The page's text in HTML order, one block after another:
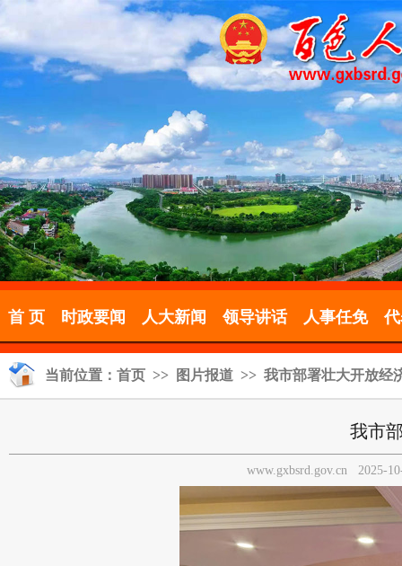
首 页 时政要闻 人大新闻 领导讲话 人事任免
当前位置： 首页 >> 图片报道 >> 我市部署壮大开放经
我市
www.gxbsrd.gov.cn 2025-